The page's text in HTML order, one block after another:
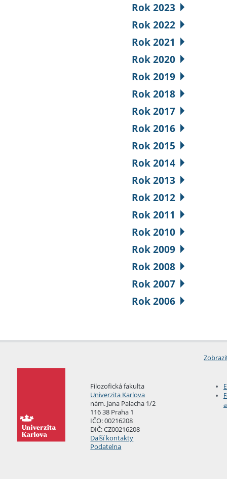
Rok 2023
Rok 2022
Rok 2021
Rok 2020
Rok 2019
Rok 2018
Rok 2017
Rok 2016
Rok 2015
Rok 2014
Rok 2013
Rok 2012
Rok 2011
Rok 2010
Rok 2009
Rok 2008
Rok 2007
Rok 2006
Filozofická fakulta
Univerzita Karlova
nám. Jana Palacha 1/2
116 38 Praha 1
IČO: 00216208
DIČ: CZ00216208
Další kontakty
Podatelna